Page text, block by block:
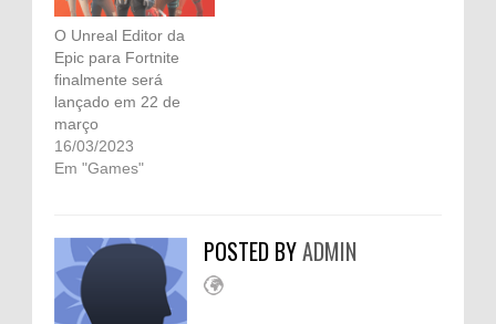
O Unreal Editor da
Epic para Fortnite
finalmente será
lançado em 22 de
março
16/03/2023
Em "Games"
POSTED BYADMIN